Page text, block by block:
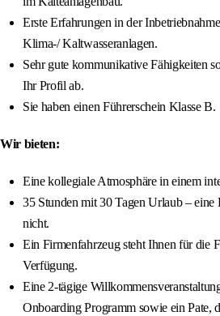
Erste Erfahrungen in der
Klima-/ Kaltwasseranlagen.
Sehr gute kommunikative Fähigkeiten
Ihr Profil ab.
Sie haben einen Führerschein Klasse B.
Wir bieten:
Eine kollegiale Atmosphäre in einem
35 Stunden mit 30 Tagen Urlaub – eine
nicht.
Ein Firmenfahrzeug steht Ihnen für die
Verfügung.
Eine 2-tägige
Onboarding Programm sowie ein Pate,